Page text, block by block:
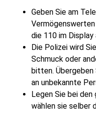
Geben Sie am
die 110 im
Die Polizei wird
Schmuck oder
bitten. Übergeben
an unbekannte
Legen Sie bei
wählen sie selber